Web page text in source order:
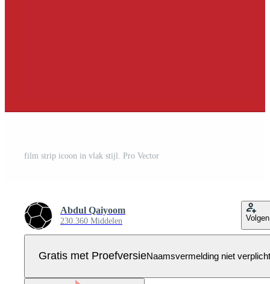
film strip icoon in vlak stijl. Pro Vector
Abdul Qaiyoom
230.360 Middelen Volgen
Gratis met ProefversieNaamsvermelding niet verplicht